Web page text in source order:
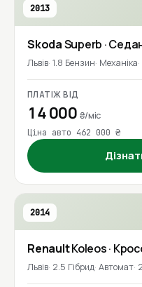
2013
SkodaSuperb ·
Львів 1.8 Бензин Механіка
ПЛАТІЖ ВІД
14 000 ₴/міс
Ціна авто 462 000 ₴
2014
RenaultKoleos·
Львів 2.5 Гібрид Автомат